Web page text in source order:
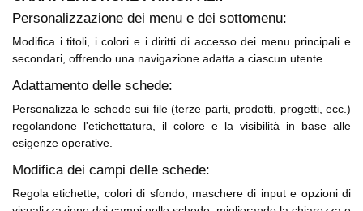
Personalizzazione dei menu e dei sottomenu:
Modifica i titoli, i colori e i diritti di accesso dei menu principali e
secondari, offrendo una navigazione adatta a ciascun utente.
Adattamento delle schede:
Personalizza le schede sui file (terze parti, prodotti, progetti, ecc.)
regolandone l'etichettatura, il colore e la visibilità in base alle
esigenze operative.
Modifica dei campi delle schede:
Regola etichette, colori di sfondo, maschere di input e opzioni di